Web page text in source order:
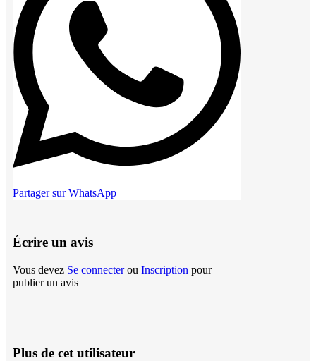
Partager sur WhatsApp
Écrire un avis
Vous devez Se connecterou Inscription pour
publier un avis
Plus de cet utilisateur